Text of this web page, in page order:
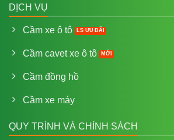
DỊCH VỤ
Cầm xe ô tô
Cầm cavet xe ô tô
Cầm đồng hồ
Cầm xe máy
QUY TRÌNH VÀ CHÍNH SÁCH